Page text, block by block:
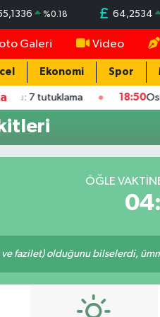
%0.18 64,2534
Galeri Video
Ekonomi Spor
7 tutuklama 18:50
ÖĞLE
ve fazilet) olduğunu bilselerdi,